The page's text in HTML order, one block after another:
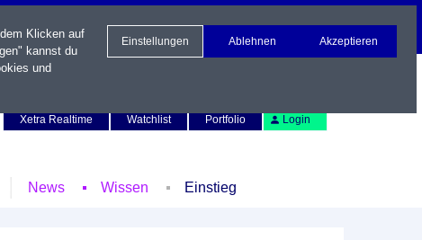
Xetra Realtime
Watchlist Portfolio Login
News Wissen Einstieg
Klicken auf
kannst du
und
Einstellungen Ablehnen Akzeptieren